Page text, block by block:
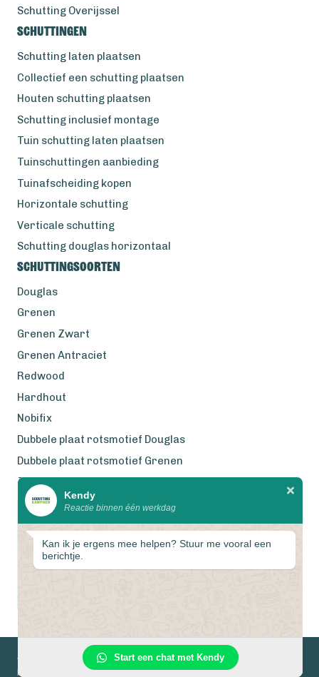
Schutting Overijssel
Schuttingen
Schutting laten plaatsen
Collectief een schutting plaatsen
Houten schutting plaatsen
Schutting inclusief montage
Tuin schutting laten plaatsen
Tuinschuttingen aanbieding
Tuinafscheiding kopen
Horizontale schutting
Verticale schutting
Schutting douglas horizontaal
Schuttingsoorten
Douglas
Grenen
Grenen Zwart
Grenen Antraciet
Redwood
Hardhout
Nobifix
Dubbele plaat rotsmotief Douglas
Dubbele plaat rotsmotief Grenen
Zweeds Rabat Douglas
Wij werken met eerlijke
gecertificeerde houtsoorten
© 2026 Schuttingkampioen
Privacyverklaring Algemene voorwaarden
Kendy
Reactie binnen één werkdag
Kan ik je ergens mee helpen? Stuur me vooral een
berichtje.
Start een chat met Kendy